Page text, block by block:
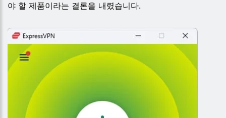
야 할 제품이라는 결론을 내렸습니다.